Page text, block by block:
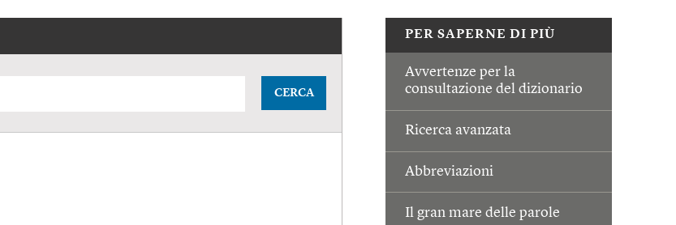
PER SAPERNE DI PIÙ
Avvertenze per la
consultazione del dizionario
Ricerca avanzata
Abbreviazioni
Il gran mare delle parole
CERCA